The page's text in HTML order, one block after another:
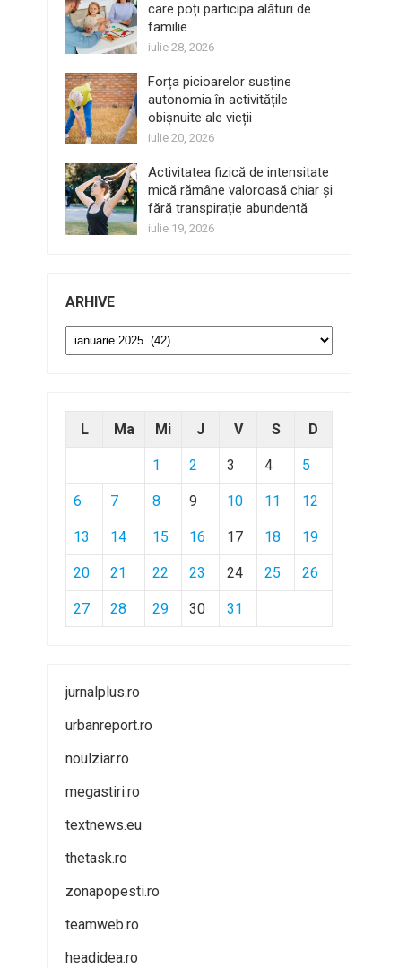
care poți participa alături de
familie
iulie 28, 2026
Forța picioarelor susține
autonomia în activitățile
obișnuite ale vieții
iulie 20, 2026
Activitatea fizică de intensitate
mică rămâne valoroasă chiar și
fără transpirație abundentă
iulie 19, 2026
ARHIVE
Arhive
L Ma Mi J V S D
1 2 3 4 5
6 7 8 9 10 11 12
13 14 15 16 17 18 19
20 21 22 23 24 25 26
27 28 29 30 31
jurnalplus.ro
urbanreport.ro
noulziar.ro
megastiri.ro
textnews.eu
thetask.ro
zonapopesti.ro
teamweb.ro
headidea.ro